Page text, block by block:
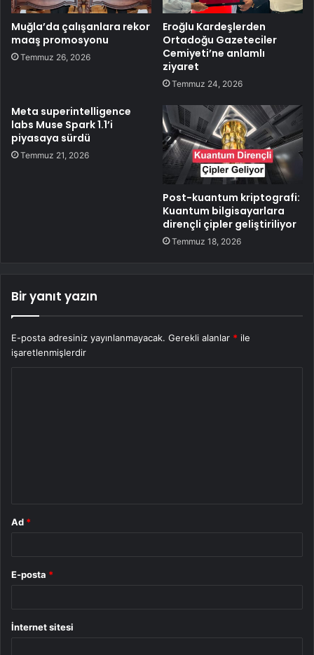
Muğla’da çalışanlara rekor
maaş promosyonu
Temmuz 26, 2026
Eroğlu Kardeşlerden
Ortadoğu Gazeteciler
Cemiyeti’ne anlamlı
ziyaret
Temmuz 24, 2026
Meta superintelligence
labs Muse Spark 1.1’i
piyasaya sürdü
Temmuz 21, 2026
Post-kuantum kriptografi:
Kuantum bilgisayarlara
dirençli çipler geliştiriliyor
Temmuz 18, 2026
Bir yanıt yazın
E-posta adresiniz yayınlanmayacak. Gerekli alanlar * ile
işaretlenmişlerdir
Ad *
E-posta *
İnternet sitesi